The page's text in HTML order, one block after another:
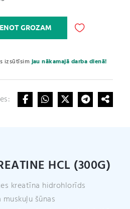
GROZAM
izsūtīsimjau nākamajā darba dienā!
e
r
n
e
:
HCL (300G)
kreatīna hidrohlorīds
šūnas